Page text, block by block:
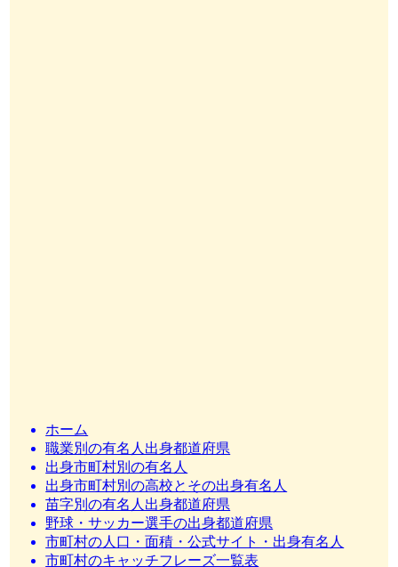
ホーム
職業別の有名人出身都道府県
出身市町村別の有名人
出身市町村別の高校とその出身有名人
苗字別の有名人出身都道府県
野球・サッカー選手の出身都道府県
市町村の人口・面積・公式サイト・出身有名人
市町村のキャッチフレーズ一覧表